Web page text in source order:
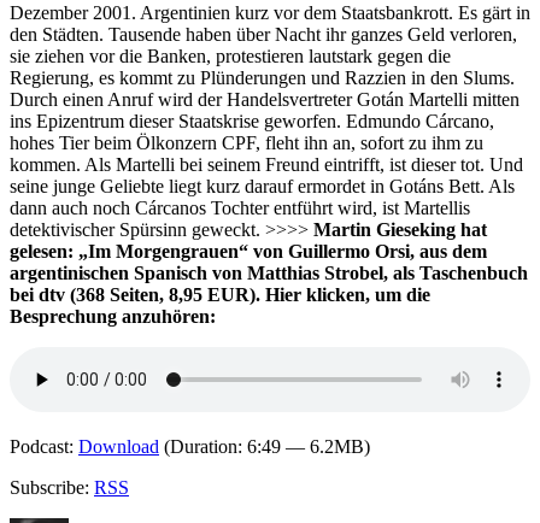
Dezember 2001. Argentinien kurz vor dem Staatsbankrott. Es gärt in
den Städten. Tausende haben über Nacht ihr ganzes Geld verloren,
sie ziehen vor die Banken, protestieren lautstark gegen die
Regierung, es kommt zu Plünderungen und Razzien in den Slums.
Durch einen Anruf wird der Handelsvertreter Gotán Martelli mitten
ins Epizentrum dieser Staatskrise geworfen. Edmundo Cárcano,
hohes Tier beim Ölkonzern CPF, fleht ihn an, sofort zu ihm zu
kommen. Als Martelli bei seinem Freund eintrifft, ist dieser tot. Und
seine junge Geliebte liegt kurz darauf ermordet in Gotáns Bett. Als
dann auch noch Cárcanos Tochter entführt wird, ist Martellis
detektivischer Spürsinn geweckt. >>>> Martin Gieseking hat
gelesen: „Im Morgengrauen“ von Guillermo Orsi, aus dem
argentinischen Spanisch von Matthias Strobel, als Taschenbuch
bei dtv (368 Seiten, 8,95 EUR). Hier klicken, um die
Besprechung anzuhören:
Podcast: Download (Duration: 6:49 — 6.2MB)
Subscribe: RSS